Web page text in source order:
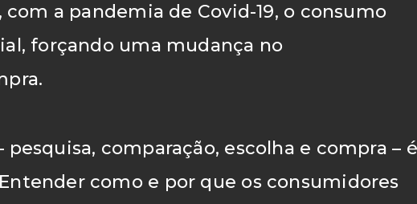
com a pandemia de Covid-19, o consumo
forçando uma mudança no
pesquisa, comparação, escolha e compra – é
como e por que os consumidores